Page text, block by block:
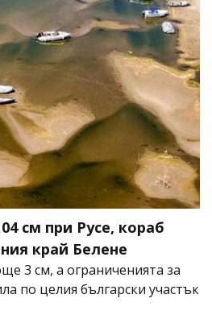
см при Русе, кораб
край Белене
3 см, а ограниченията за
по целия български участък